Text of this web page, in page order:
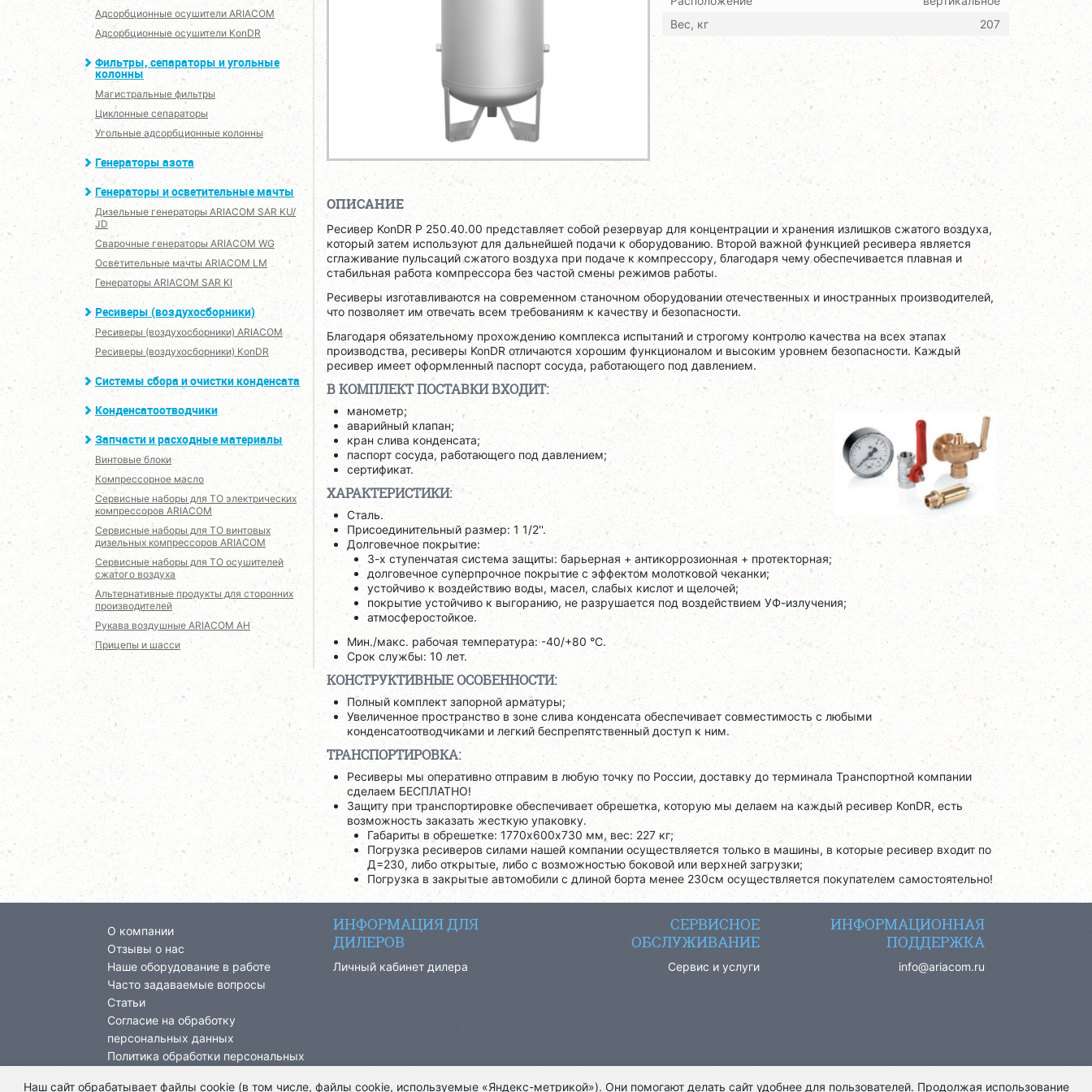
Адсорбционные осушители ARIACOM
Адсорбционные осушители KonDR
Фильтры, сепараторы и угольные
колонны
Магистральные фильтры
Циклонные сепараторы
Угольные адсорбционные колонны
Генераторы азота
Генераторы и осветительные мачты
Дизельные генераторы ARIACOM SAR KU/
JD
Сварочные генераторы ARIACOM WG
Осветительные мачты ARIACOM LM
Генераторы ARIACOM SAR KI
Ресиверы (воздухосборники)
Ресиверы (воздухосборники) ARIACOM
Ресиверы (воздухосборники) KonDR
Системы сбора и очистки конденсата
Конденсатоотводчики
Запчасти и расходные материалы
Винтовые блоки
Компрессорное масло
Сервисные наборы для ТО электрических
компрессоров ARIACOM
Сервисные наборы для ТО винтовых
дизельных компрессоров ARIACOM
Сервисные наборы для ТО осушителей
сжатого воздуха
Альтернативные продукты для сторонних
производителей
Рукава воздушные ARIACOM AH
Прицепы и шасси
Вес, кг
207
ОПИСАНИЕ
Ресивер KonDR Р 250.40.00 представляет собой резервуар для концентрации и хранения излишков сжатого воздуха,
который затем используют для дальнейшей подачи к оборудованию. Второй важной функцией ресивера является
сглаживание пульсаций сжатого воздуха при подаче к компрессору, благодаря чему обеспечивается плавная и
стабильная работа компрессора без частой смены режимов работы.
Ресиверы изготавливаются на современном станочном оборудовании отечественных и иностранных производителей,
что позволяет им отвечать всем требованиям к качеству и безопасности.
Благодаря обязательному прохождению комплекса испытаний и строгому контролю качества на всех этапах
производства, ресиверы KonDR отличаются хорошим функционалом и высоким уровнем безопасности. Каждый
ресивер имеет оформленный паспорт сосуда, работающего под давлением.
В КОМПЛЕКТ ПОСТАВКИ ВХОДИТ:
манометр;
аварийный клапан;
кран слива конденсата;
паспорт сосуда, работающего под давлением;
сертификат.
ХАРАКТЕРИСТИКИ:
Сталь.
Присоединительный размер: 1 1/2''.
Долговечное покрытие:
3-х ступенчатая система защиты: барьерная + антикоррозионная + протекторная;
долговечное суперпрочное покрытие с эффектом молотковой чеканки;
устойчиво к воздействию воды, масел, слабых кислот и щелочей;
покрытие устойчиво к выгоранию, не разрушается под воздействием УФ-излучения;
атмосферостойкое.
Мин./макс. рабочая температура: -40/+80 °C.
Срок службы: 10 лет.
КОНСТРУКТИВНЫЕ ОСОБЕННОСТИ:
Полный комплект запорной арматуры;
Увеличенное пространство в зоне слива конденсата обеспечивает совместимость с любыми
конденсатоотводчиками и легкий беспрепятственный доступ к ним.
ТРАНСПОРТИРОВКА:
Ресиверы мы оперативно отправим в любую точку по России, доставку до терминала Транспортной компании
сделаем БЕСПЛАТНО!
Защиту при транспортировке обеспечивает обрешетка, которую мы делаем на каждый ресивер KonDR, есть
возможность заказать жесткую упаковку.
Габариты в обрешетке: 1770х600х730 мм, вес: 227 кг;
Погрузка ресиверов силами нашей компании осуществляется только в машины, в которые ресивер входит по
Д=230, либо открытые, либо с возможностью боковой или верхней загрузки;
Погрузка в закрытые автомобили с длиной борта менее 230см осуществляется покупателем самостоятельно!
О компании
Отзывы о нас
Наше оборудование в работе
Часто задаваемые вопросы
Статьи
Согласие на обработку
персональных данных
Политика обработки персональных
ИНФОРМАЦИЯ ДЛЯ
ДИЛЕРОВ
Личный кабинет дилера
СЕРВИСНОЕ
ОБСЛУЖИВАНИЕ
Сервис и услуги
ИНФОРМАЦИОННАЯ
ПОДДЕРЖКА
info@ariacom.ru
Наш сайт обрабатывает файлы cookie (в том числе, файлы cookie, используемые «Яндекс-метрикой»). Они помогают делать сайт удобнее для пользователей. Продолжая использование